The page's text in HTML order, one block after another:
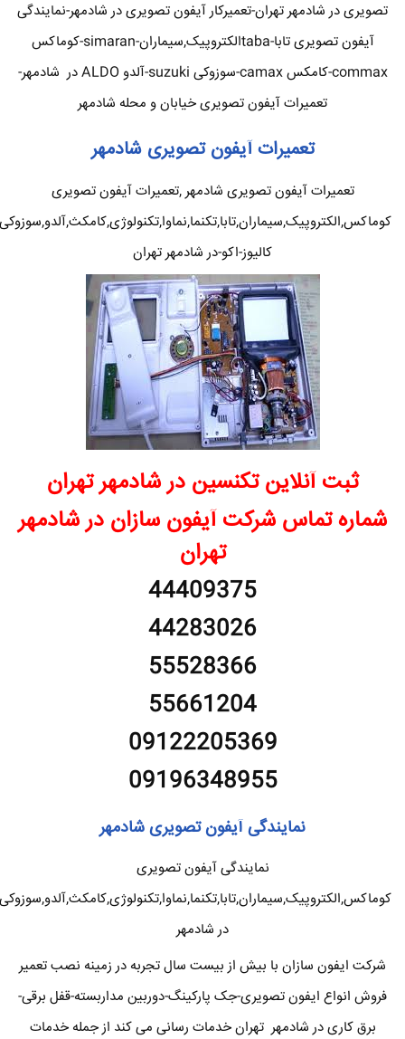
تصویری در شادمهر تهران-تعمیرکار آیفون تصویری در شادمهر-نمایندگی
آیفون تصویری تابا-tabaالکتروپیک,سیماران-simaran-کوماکس
commax-کامکس camax-سوزوکی suzuki-آلدو ALDO در شادمهر-
تعمیرات آیفون تصویری خیابان و محله شادمهر
تعمیرات آیفون تصویری شادمهر
تعمیرات آیفون تصویری شادمهر ,تعمیرات آیفون تصویری
کوماکس,الکتروپیک,سیماران,تابا,تکنما,نماوا,تکنولوژی,کامکث,آلدو,سوزوکی
کالیوز-اکو-در شادمهر تهران
ثبت آنلاین تکنسین در شادمهر تهران
شماره تماس شرکت آیفون سازان در شادمهر
تهران
44409375
44283026
55528366
55661204
09122205369
09196348955
نمایندگی آیفون تصویری شادمهر
نمایندگی آیفون تصویری
کوماکس,الکتروپیک,سیماران,تابا,تکنما,نماوا,تکنولوژی,کامکث,آلدو,سوزوکی
در شادمهر
شرکت ایفون سازان با بیش از بیست سال تجربه در زمینه نصب تعمیر
فروش انواع ایفون تصویری-جک پارکینگ-دوربین مداربسته-قفل برقی-
برق کاری در شادمهر تهران خدمات رسانی می کند از جمله خدمات